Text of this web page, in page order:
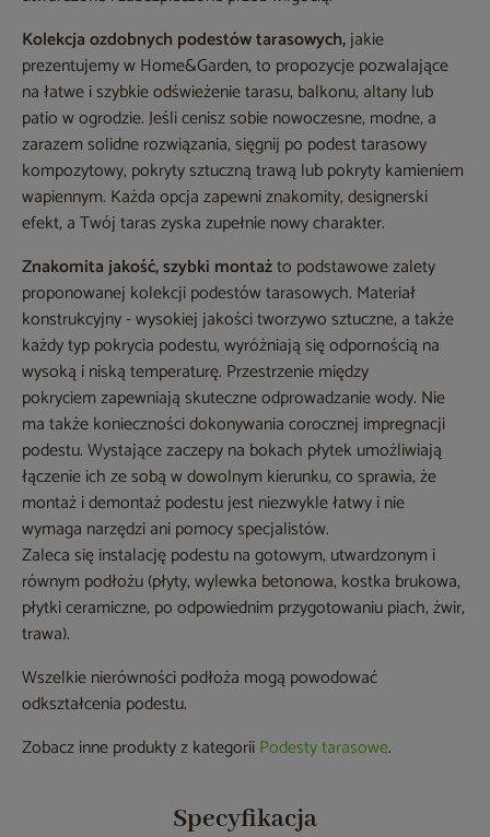
Kolekcja ozdobnych podestów tarasowych,jakie
prezentujemy w Home&Garden, to propozycje pozwalające
na łatwe i szybkie odświeżenie tarasu, balkonu, altany lub
patio w ogrodzie. Jeśli cenisz sobie nowoczesne, modne, a
zarazem solidne rozwiązania, sięgnij po podest tarasowy
kompozytowy, pokryty sztuczną trawą lub pokryty kamieniem
wapiennym. Każda opcja zapewni znakomity, designerski
efekt, a Twój taras zyska zupełnie nowy charakter.
Znakomita jakość, szybki montażto podstawowe zalety
proponowanej kolekcji podestów tarasowych. Materiał
konstrukcyjny - wysokiej jakości tworzywo sztuczne, a także
każdy typ pokrycia podestu, wyróżniają się odpornością na
wysoką i niską temperaturę. Przestrzenie między
pokryciem zapewniają skuteczne odprowadzanie wody. Nie
ma także konieczności dokonywania corocznej impregnacji
podestu. Wystające zaczepy na bokach płytek umożliwiają
łączenie ich ze sobą w dowolnym kierunku, co sprawia, że
montaż i demontaż podestu jest niezwykle łatwy i nie
wymaga narzędzi ani pomocy specjalistów.
Zaleca się instalację podestu na gotowym, utwardzonym i
równym podłożu (płyty, wylewka betonowa, kostka brukowa,
płytki ceramiczne, po odpowiednim przygotowaniu piach, żwir,
trawa).
Wszelkie nierówności podłoża mogą powodować
odkształcenia podestu.
Zobacz inne produkty z kategoriiPodesty tarasowe.
Specyfikacja